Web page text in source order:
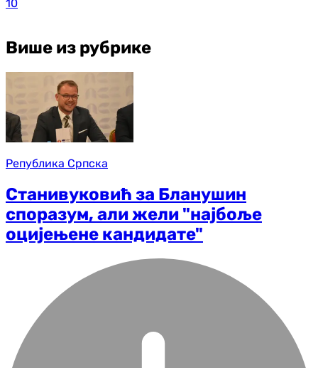
10
Више из рубрике
Република Српска
Станивуковић за Бланушин
споразум, али жели "најбоље
оцијењене кандидате"